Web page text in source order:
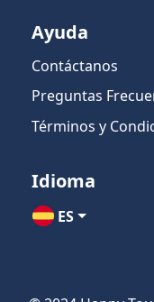
Ayuda
Contáctanos
Preguntas
Términos y
Idioma
ES